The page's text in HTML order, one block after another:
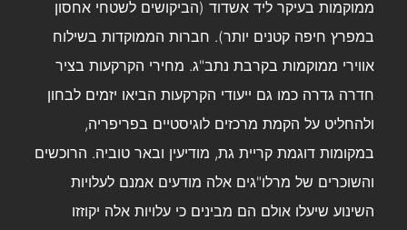
ממוקמות בעיקר ליד אשדוד (הביקושים לשטחי אחסון
במפרץ חיפה קטנים יותר). חברות הממוקדות בשילוח
אווירי ממוקמות בקרבת נתב"ג. מחירי הקרקעות בציר
חדרה גדרה כמו גם ייעודי הקרקעות הביאו יזמים לבחון
ולהחליט על הקמת מרכזים לוגיסטיים בפריפריה,
במקומות דוגמת קריית גת, מודיעין ובאר טוביה. הרוכשים
והשוכרים של מרלו"גים אלה מודעים אמנם לעלויות
השינוע שיעלו אולם הם מבינים כי עלויות אלה יקוזזו